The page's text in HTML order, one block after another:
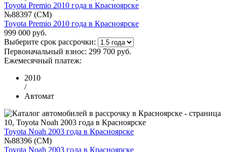
Toyota Premio 2010 года в Красноярске
№88397 (CM)
Toyota Premio 2010 года в Красноярске
999 000 руб.
Выберите срок рассрочки:
Первоначальный взнос: 299 700 руб.
Ежемесячный платеж:
2010
/
Автомат
Toyota Noah 2003 года в Красноярске
№88396 (CM)
Toyota Noah 2003 года в Красноярске